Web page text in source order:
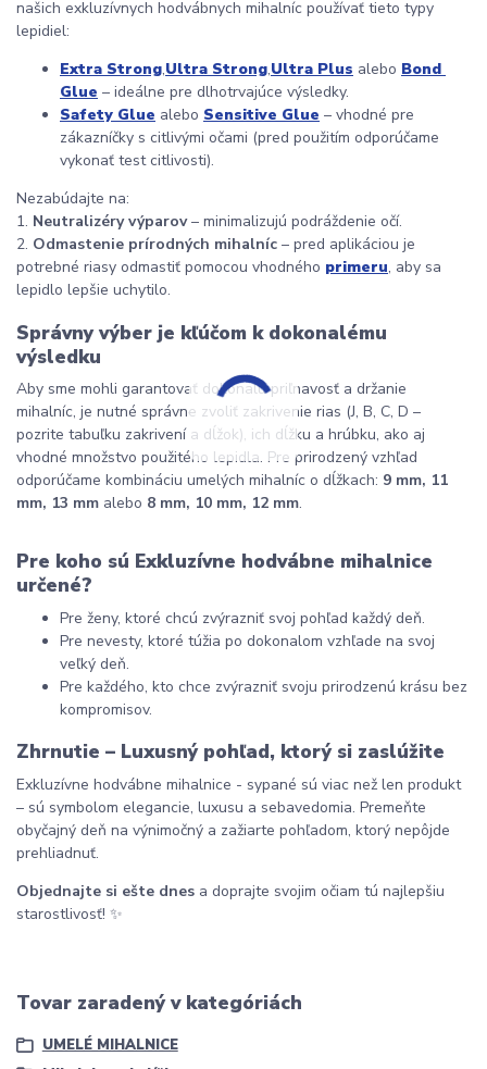
našich exkluzívnych hodvábnych mihalníc používať tieto typy
lepidiel:
Extra Strong,Ultra Strong,Ultra Plus alebo Bond
Glue – ideálne pre dlhotrvajúce výsledky.
Safety Glue alebo Sensitive Glue – vhodné pre
zákazníčky s citlivými očami (pred použitím odporúčame
vykonať test citlivosti).
Nezabúdajte na:
1. Neutralizéry výparov – minimalizujú podráždenie očí.
2. Odmastenie prírodných mihalníc – pred aplikáciou je
potrebné riasy odmastiť pomocou vhodného primeru, aby sa
lepidlo lepšie uchytilo.
Správny výber je kľúčom k dokonalému
výsledku
Aby sme mohli garantovať dokonalú priľnavosť a držanie
mihalníc, je nutné správne zvoliť zakrivenie rias (J, B, C, D –
pozrite tabuľku zakrivení a dĺžok), ich dĺžku a hrúbku, ako aj
vhodné množstvo použitého lepidla. Pre prirodzený vzhľad
odporúčame kombináciu umelých mihalníc o dĺžkach: 9 mm, 11
mm, 13 mm alebo 8 mm, 10 mm, 12 mm.
Pre koho sú Exkluzívne hodvábne mihalnice
určené?
Pre ženy, ktoré chcú zvýrazniť svoj pohľad každý deň.
Pre nevesty, ktoré túžia po dokonalom vzhľade na svoj
veľký deň.
Pre každého, kto chce zvýrazniť svoju prirodzenú krásu bez
kompromisov.
Zhrnutie – Luxusný pohľad, ktorý si zaslúžite
Exkluzívne hodvábne mihalnice - sypané sú viac než len produkt
– sú symbolom elegancie, luxusu a sebavedomia. Premeňte
obyčajný deň na výnimočný a zažiarte pohľadom, ktorý nepôjde
prehliadnuť.
Objednajte si ešte dnes a doprajte svojim očiam tú najlepšiu
starostlivosť! ✨
Tovar zaradený v kategóriách
UMELÉ MIHALNICE